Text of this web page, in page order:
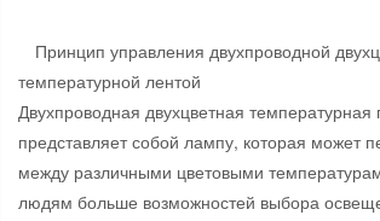
Принцип управления двухпроводной
температурной лентой
Двухпроводная двухцветная температурная
представляет собой лампу, которая может
между различными цветовыми
людям больше возможностей выбора